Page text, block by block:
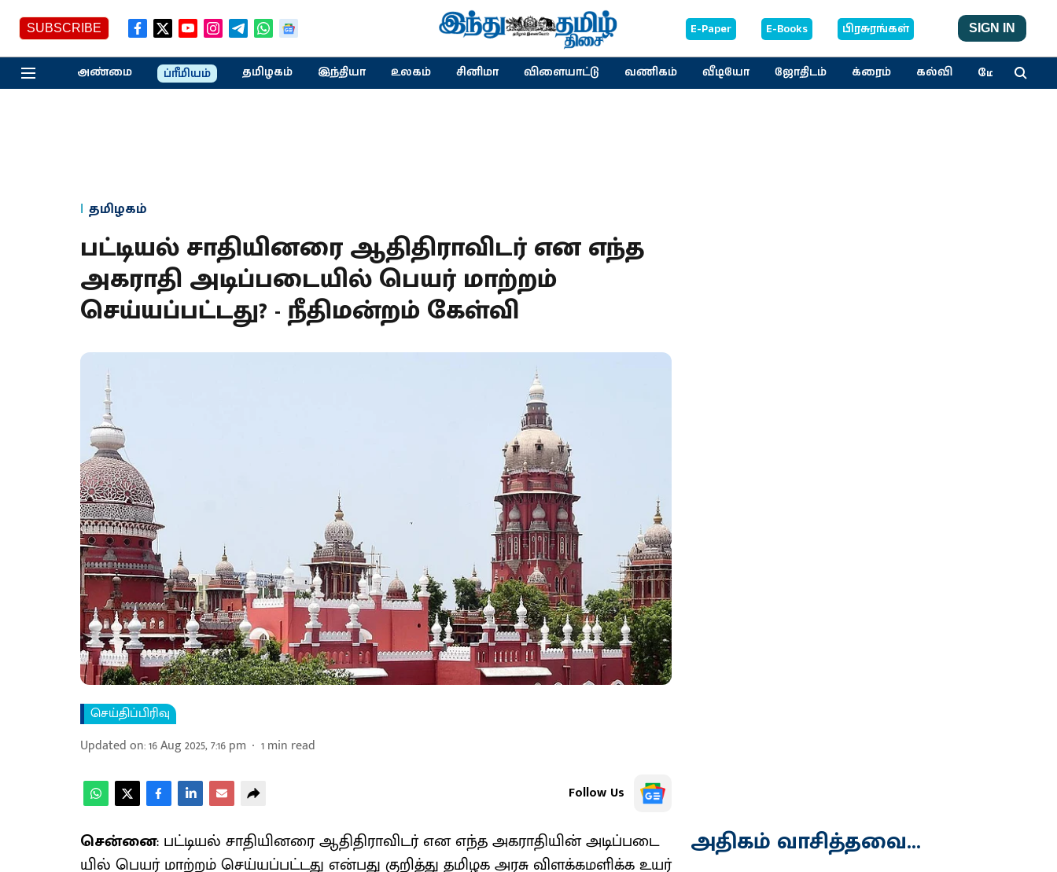
SUBSCRIBE E-Paper E-Books பிரசுரங்கள் SIGN IN
அண்மை ப்ரீமியம் தமிழகம் இந்தியா உலகம் சினிமா விளையாட்டு வணிகம் வீடியோ ஜோதிடம் க்ரைம் கல்வி மேலும்
தமிழகம்
பட்டியல் சாதியினரை ஆதிதிராவிடர் என எந்த
அகராதி அடிப்படையில் பெயர் மாற்றம்
செய்யப்பட்டது? - நீதிமன்றம் கேள்வி
செய்திப்பிரிவு
Updated on:16 Aug 2025, 7:16 pm 1min read
Follow Us
சென்னை: பட்​டியல் சாதி​யினரை ஆதி​தி​ரா​விடர் என எந்த அகரா​தி​யின் அடிப்​படை​
யில் பெயர் மாற்​றம் செய்​யப்​பட்​டது என்​பது குறித்து தமிழக அரசு விளக்​கமளிக்க உயர்
அதிகம் வாசித்தவை...